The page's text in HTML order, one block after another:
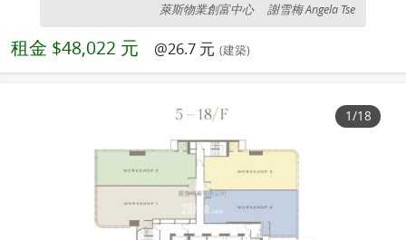
萊斯物業創富中心 謝雪梅 Angela Tse
租金 $48,022 元 @26.7 元 (建築)
1/18